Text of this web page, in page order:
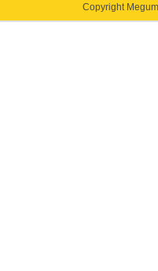
Copyright